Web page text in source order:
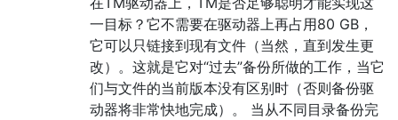
一目标？它不需要在驱动器上再占用80 GB，
它可以只链接到现有文件（当然，直到发生更
改）。这就是它对“过去”备份所做的工作，当它
们与文件的当前版本没有区别时（否则备份驱
动器将非常快地完成）。 当从不同目录备份完